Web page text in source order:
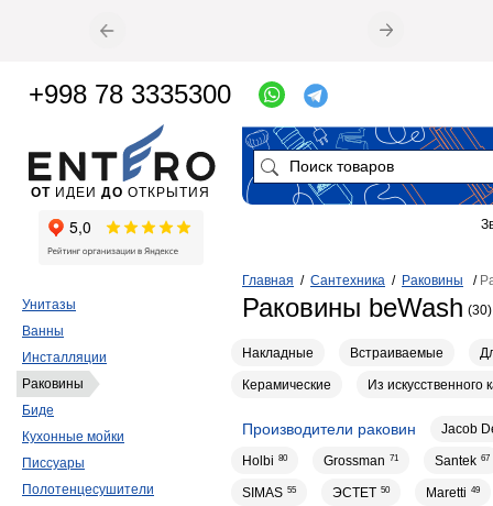
Главная / Сантехника / Раковины /
Раковины beWash (30)
Накладные Встраиваемые
Керамические Из искусственного
Производители раковин Jacob
Holbi 80 Grossman 71 Santek 67
SIMAS 55 ЭСТЕТ 50 Maretti 49
Унитазы
Ванны
Инсталляции
Раковины
Биде
Кухонные мойки
Писсуары
Полотенцесушители
ОТ ИДЕИ ДО ОТКРЫТИЯ
+998 78 3335300